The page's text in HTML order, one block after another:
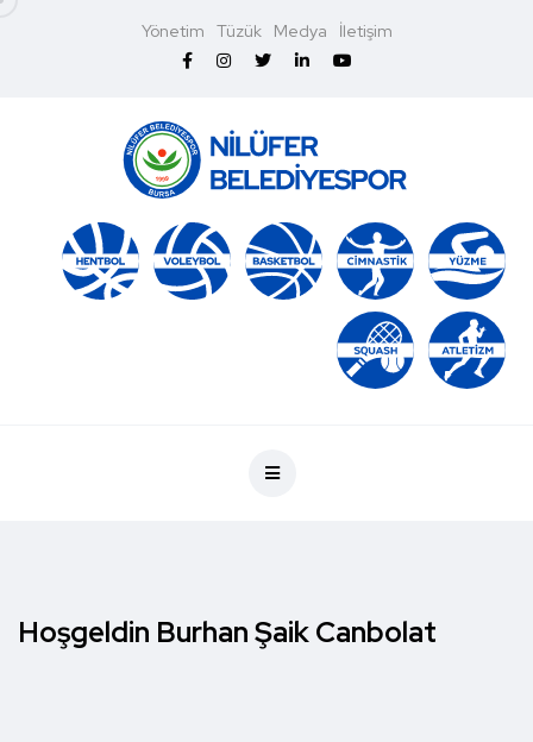
Yönetim Tüzük Medya İletişim
Hoşgeldin Burhan Şaik Canbolat